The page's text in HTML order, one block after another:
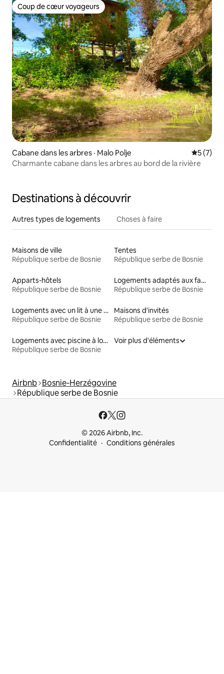
Coup de cœur voyageurs
Coup de cœur voyageurs
Cabane dans les arbres · Malo Polje Note
5 (7)
Charmante cabane dans les arbres au bord de la rivière
Destinations à découvrir
Autres types de logements Choses à faire
Maisons de ville
République serbe de Bosnie
Tentes
République serbe de Bosnie
Apparts-hôtels
République serbe de Bosnie
Logements adaptés aux familles à louer
République serbe de Bosnie
Logements avec un lit à une hauteur accessible
République serbe de Bosnie
Maisons d'invités
République serbe de Bosnie
Logements avec piscine à louer
République serbe de Bosnie
Voir plus d'éléments
Airbnb Bosnie-Herzégovine
République serbe de Bosnie
© 2026 Airbnb, Inc.
Confidentialité
Conditions générales